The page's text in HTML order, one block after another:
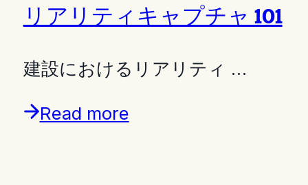
リアリティキャプチャ 101
建設におけるリアリティ …
Read more